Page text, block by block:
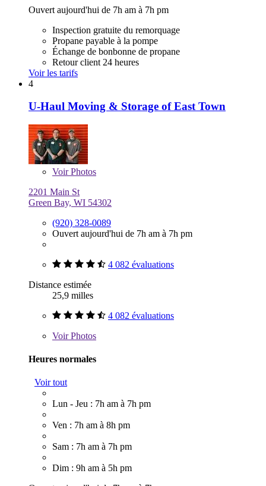
Ouvert aujourd'hui de 7h am à 7h pm
Inspection gratuite du remorquage
Propane payable à la pompe
Échange de bonbonne de propane
Retour client 24 heures
Voir les tarifs
4
U-Haul Moving & Storage of East Town
VoirPhotos
2201 Main St
Green Bay, WI 54302
(920) 328-0089
Ouvert aujourd'hui de 7h am à 7h pm
4 082 évaluations
Distance estimée
25,9 milles
4 082 évaluations
VoirPhotos
Heures normales
Voir tout
Lun - Jeu : 7h am à 7h pm
Ven : 7h am à 8h pm
Sam : 7h am à 7h pm
Dim : 9h am à 5h pm